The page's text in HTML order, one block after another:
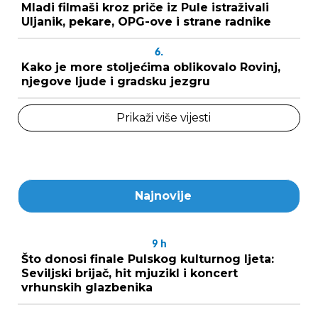
Mladi filmaši kroz priče iz Pule istraživali
Uljanik, pekare, OPG-ove i strane radnike
6.
Kako je more stoljećima oblikovalo Rovinj,
njegove ljude i gradsku jezgru
Prikaži više vijesti
Najnovije
9 h
Što donosi finale Pulskog kulturnog ljeta:
Seviljski brijač, hit mjuzikl i koncert
vrhunskih glazbenika